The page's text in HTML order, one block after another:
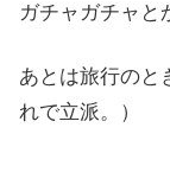
ガチャガチャと
あとは旅行のと
れで立派。）